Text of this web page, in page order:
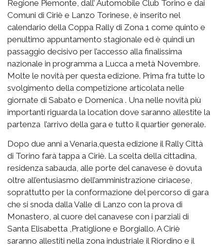
Regione Piemonte, dall’ Automobile Club Torino e dai
Comuni di Ciriè e Lanzo Torinese, è inserito nel
calendario della Coppa Rally di Zona 1 come quinto e
penultimo appuntamento stagionale ed è quindi un
passaggio decisivo per l’accesso alla finalissima
nazionale in programma a Lucca a metà Novembre.
Molte le novità per questa edizione. Prima fra tutte lo
svolgimento della competizione articolata nelle
giornate di Sabato e Domenica . Una nelle novità più
importanti riguarda la location dove saranno allestite la
partenza l’arrivo della gara e tutto il quartier generale.
Dopo due anni a Venaria,questa edizione il Rally Città
di Torino farà tappa a Ciriè. La scelta della cittadina,
residenza sabauda, alle porte del canavese è dovuta
oltre all’entusiasmo dell’amministrazione ciriacese,
soprattutto per la conformazione del percorso di gara
che si snoda dalla Valle di Lanzo con la prova di
Monastero, al cuore del canavese con i parziali di
Santa Elisabetta ,Pratiglione e Borgiallo. A Ciriè
saranno allestiti nella zona industriale il Riordino e il